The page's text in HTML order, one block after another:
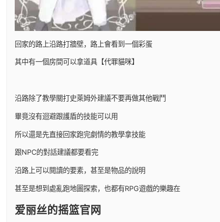
回家的路上沿路打牆壁，路上會看到一個彩蛋
其中有一個房間可以拿道具【代罪貓咪】
沿路除了教學關打史萊姆外建議不要再做其他戰鬥
畢竟沒有迴避跟護盾的技能可以用
所以還是先直接回家跑完劇情的教學拿技能
跟NPC的對話建議都要看完
沿路上可以閱讀的要素，甚至是物品的說明
甚至是想到處亂跑地圖探索，也都有RPG遊戲的樂趣在
爱丽丝的摇篮官网